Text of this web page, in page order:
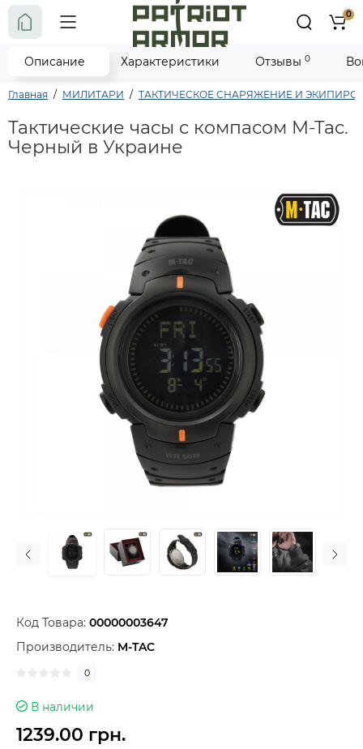
0
Главная МИЛИТАРИ ТАКТИЧЕСКОЕ СНАРЯЖЕНИЕ И
Тактические часы c компасом M-Tac.
Черный в Украине
Код Товара: 00000003647
Производитель: M-TAC
0
В наличии
1239.00 грн.
Описание Характеристики Отзывы 0